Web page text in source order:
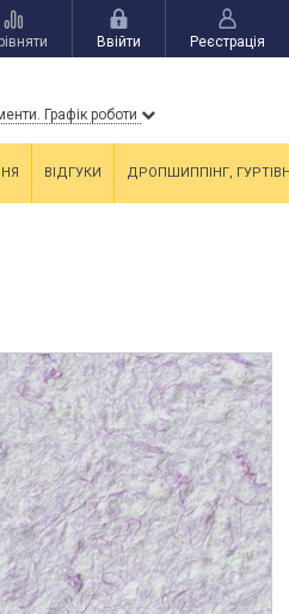
Ввійти Реєстрація
Графік роботи
ВІДГУКИ ДРОПШИППІНГ,